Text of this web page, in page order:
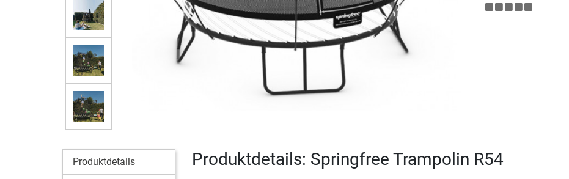
Produktdetails Produktdetails: Springfree Trampolin R54